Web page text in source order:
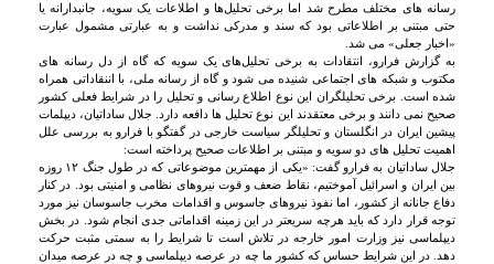
رسانه های مختلف مطرح شد اما برخی تحلیل‌ها و اطلاعات یک سویه، جانبدارانه یا
حتی مبتنی بر اطلاعاتی بود که سند و مدرکی نداشت و به عبارتی مشمول عبارت
«اخبار جعلی» می شد.
به گزارش فرارو، انتقادات به برخی تحلیل‌های یک سویه که گاه از دل رسانه های
مکتوب و شبکه های اجتماعی شنیده می شود و گاه از رسانه ملی، با اننقاداتی همراه
شده است. برخی تحلیلگران این نوع اطلاع رسانی و تحلیل را در شرایط فعلی کشور
صحیح نمی دانند و برخی معتقدند این نوع تحلیل ها دافعه دارد. جلال ساداتیان، دیپلمات
پیشین ایران در انگلستان و تحلیلگر سیاست خارجی در گفتگو با فرارو به بررسی علل
اهمیت تحلیل های دو سویه و مبتنی بر اطلاعات صحیح پرداخته است:
جلال ساداتیان به فرارو گفت: «یکی از مهمترین موضوعاتی که در طول جنگ ۱۲ روزه
بین ایران و اسرائیل آموختیم، نقاط ضعف و قوت نیروهای نظامی و امنیتی بود. در کنار
دفاع جانانه از کشور، اما نفوذ نیروهای جاسوس و اقدامات مخرب جاسوسان نیز مورد
توجه قرار دارد که باید هرچه سریعتر در این زمینه اقداماتی جدی انجام شود. در بخش
دیپلماسی نیز وزارت امور خارجه در تلاش است تا شرایط را به سمتی مثبت حرکت
دهد. در این شرایط حساس که کشور ما چه در عرصه دیپلماسی و چه در عرصه میدان